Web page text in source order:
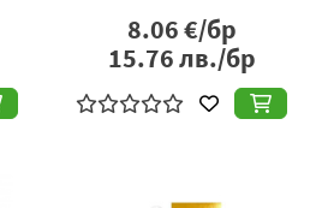
8.06€/бр
15.76лв./бр